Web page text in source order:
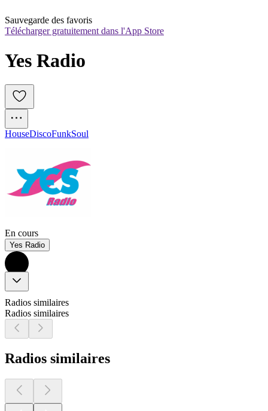
Sauvegarde des favoris
Télécharger gratuitement dans l'App Store
Yes Radio
HouseDiscoFunkSoul
En cours
Yes Radio
Radios similaires
Radios similaires
Radios similaires